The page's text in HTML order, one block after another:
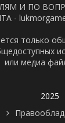
И ПО
-
только
или медиа
2025